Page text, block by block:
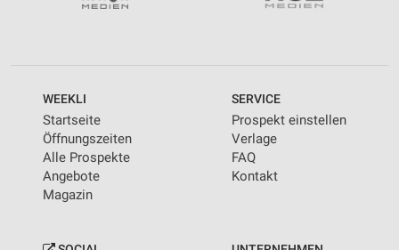
WEEKLI
Startseite
Öffnungszeiten
Alle Prospekte
Angebote
Magazin
SERVICE
Prospekt einstellen
Verlage
FAQ
Kontakt